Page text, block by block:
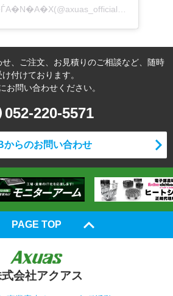
、ご注文、お見積りのご相談など、随時
け付けております。
お問い合わせください。
052-220-5571
からのお問い合わせ
PAGE TOP
会社アクアス